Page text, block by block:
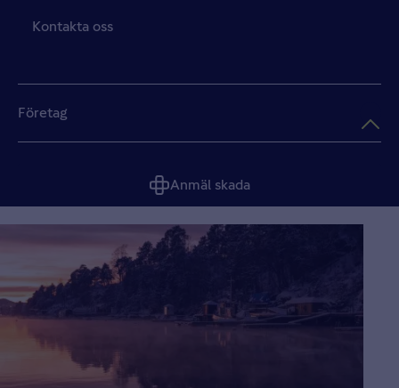
Kontakta oss
Företag
Anmäl skada